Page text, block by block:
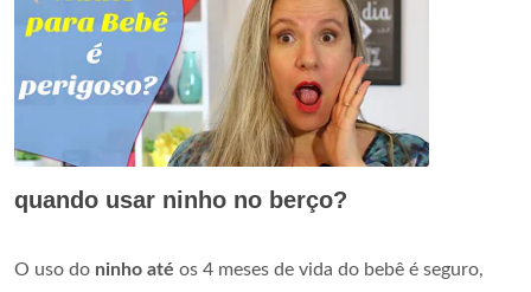
quando usar ninho no berço?
O uso do ninho até os 4 meses de vida do bebê é seguro,